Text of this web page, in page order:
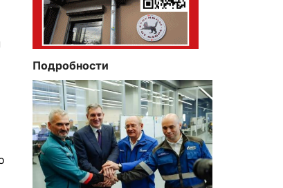
Подробности